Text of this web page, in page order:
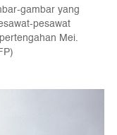
gambar yang
pesawat
Mei.